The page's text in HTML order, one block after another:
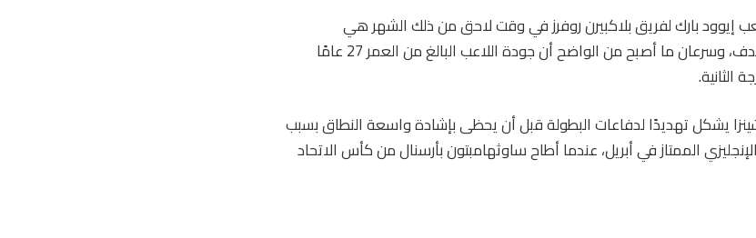
إيوود بارك لفريق بلاكبيرن روفرز في وقت لاحق من ذلك الشهر هي
المساهمة الأولى للبرازيلي بالهدف، وسرعان ما أصبح من الواضح أن جودة اللاعب البالغ من العمر 27 عامًا
يشكل تهديدًا لدفاعات البطولة قبل أن يحظى بإشادة واسعة النطاق بسبب
الممتاز في أبريل، عندما أطاح ساوثهامبتون بأرسنال من كأس الاتحاد